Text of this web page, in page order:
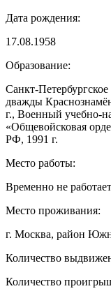
Дата рождения:
17.08.1958
Образование:
Санкт-
дважды
г., Военный учебно-
«Общевойсковая
РФ, 1991 г.
Место работы:
Временно не работает
Место проживания:
г. Москва, район
Количество
Количество